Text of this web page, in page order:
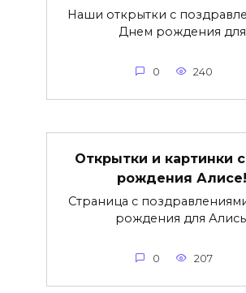
Наши открытки с
Днем рождения для
0 240
Открытки и картинки
рождения Алисе!
Страница с
рождения для
0 207